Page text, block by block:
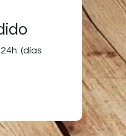
(días